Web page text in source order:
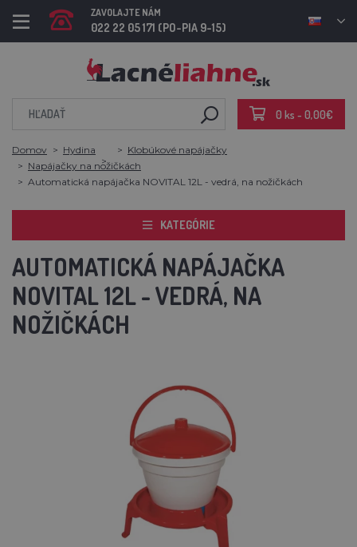
ZAVOLAJTE NÁM
022 22 05 171 (PO-PIA 9-15)
0 ks - 0,00€
Domov Hydina
Klobúkové napájačky
Napájačky na nožičkách
Automatická napájačka NOVITAL 12L - vedrá, na nožičkách
KATEGÓRIE
AUTOMATICKÁ NAPÁJAČKA
NOVITAL 12L - VEDRÁ, NA
NOŽIČKÁCH